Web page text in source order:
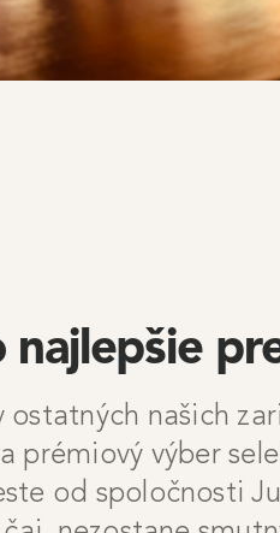
najlepšie
ostatných našich
prémiový výber
od spoločnosti